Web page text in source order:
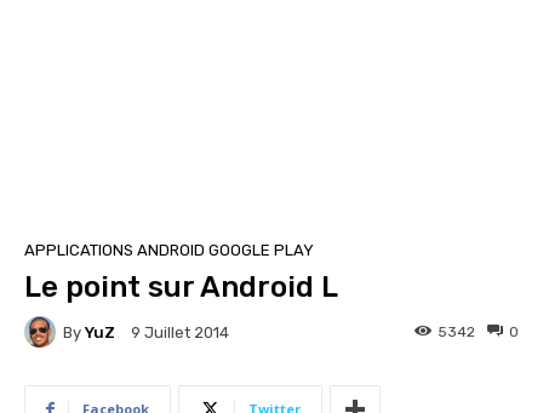
APPLICATIONS ANDROID GOOGLE PLAY
Le point sur Android L
By YuZ 9 Juillet 2014 0
5342
Facebook Twitter